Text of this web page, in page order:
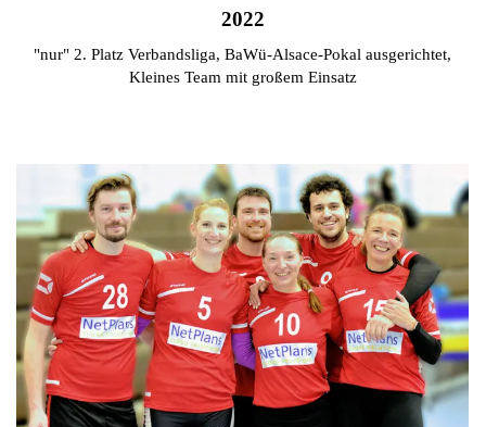
2022
"nur" 2. Platz Verbandsliga, BaWü-Alsace-Pokal ausgerichtet,
Kleines Team mit großem Einsatz